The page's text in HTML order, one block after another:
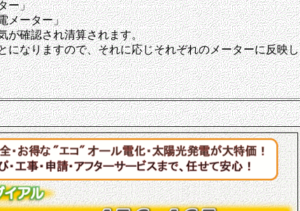
ー」
メーター」
が確認され清算されます。
なりますので、それに応じそれぞれのメーターに反映し